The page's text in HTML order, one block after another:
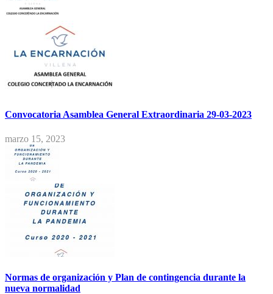
Convocatoria Asamblea General Extraordinaria 29-03-2023
marzo 15, 2023
Normas de organización y Plan de contingencia durante la
nueva normalidad